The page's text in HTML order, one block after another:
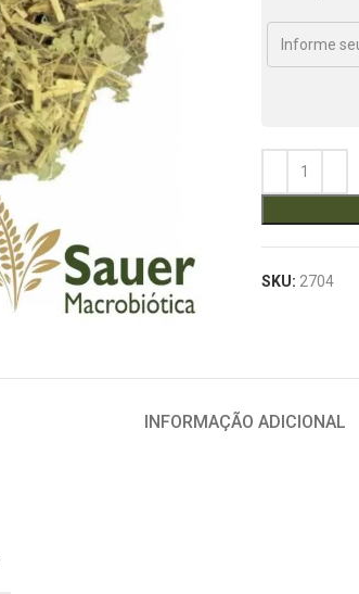
SKU: 2704
INFORMAÇÃO ADICIONAL